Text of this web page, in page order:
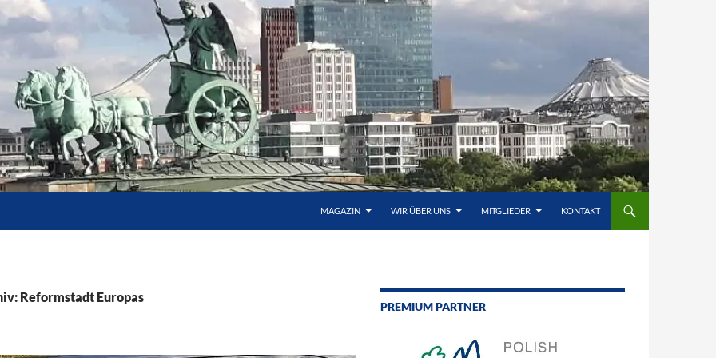
MAGAZIN WIR ÜBER UNS MITGLIEDER KONTAKT
Reformstadt Europas
PREMIUM PARTNER